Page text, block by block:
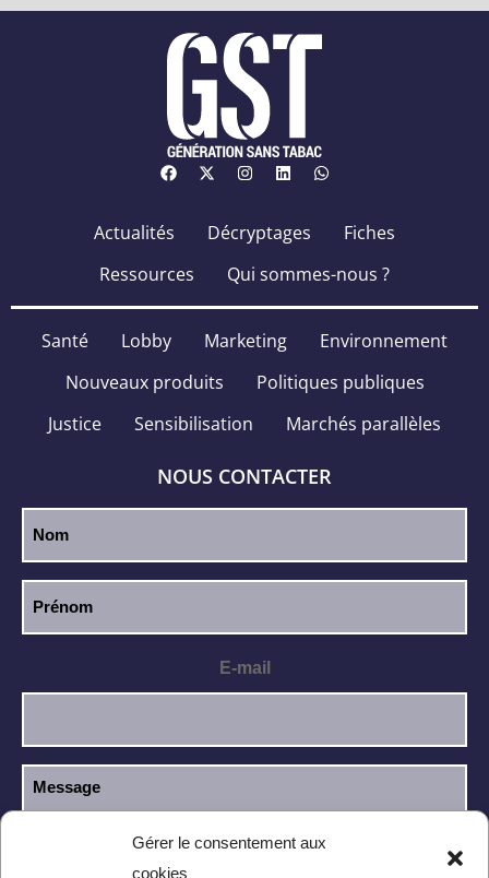
Gérer le consentement aux
cookies
Actualités Décryptages
Fiches
Ressources
Qui sommes-nous ?
Santé Lobby Marketing
Environnement
Nouveaux produits
Politiques publiques
Justice
Sensibilisation Marchés parallèles
NOUS CONTACTER
E-mail